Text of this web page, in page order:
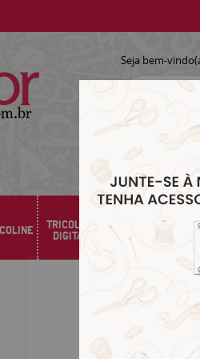
Seja bem-
TRICOLINE
DIGITAL SARJA